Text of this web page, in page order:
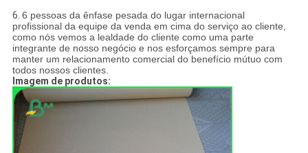
6. 6 pessoas da ênfase pesada do lugar internacional
profissional da equipe da venda em cima do serviço ao cliente,
como nós vemos a lealdade do cliente como uma parte
integrante de nosso negócio e nos esforçamos sempre para
manter um relacionamento comercial do benefício mútuo com
todos nossos clientes.
Imagem de produtos: